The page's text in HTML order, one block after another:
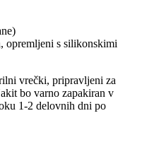
opremljeni s silikonskimi
vrečki, pripravljeni za
bo varno zapakiran v
1-2 delovnih dni po